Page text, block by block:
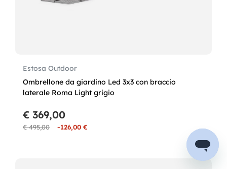
Estosa Outdoor
Ombrellone da giardino Led 3x3 con braccio
laterale Roma Light grigio
€ 495,00 -126,00 €
€ 369,00